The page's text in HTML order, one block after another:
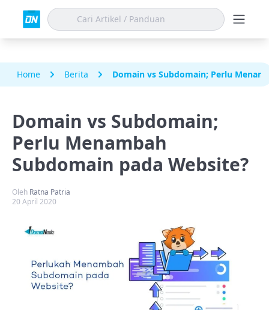
Home Berita Domain vs Subdomain; Perlu
Domain vs Subdomain;
Perlu Menambah
Subdomain pada Website?
Oleh Ratna Patria
20 April 2020